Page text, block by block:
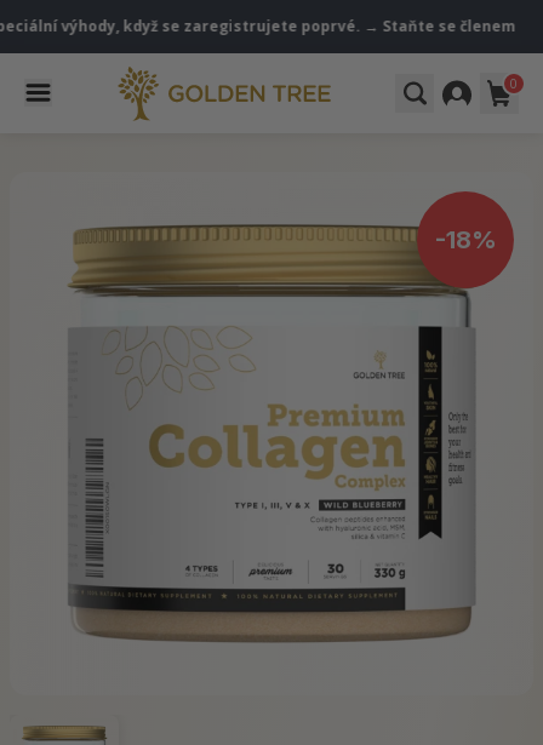
když se zaregistrujete poprvé. → Staňte se členem VIP
0
-18%